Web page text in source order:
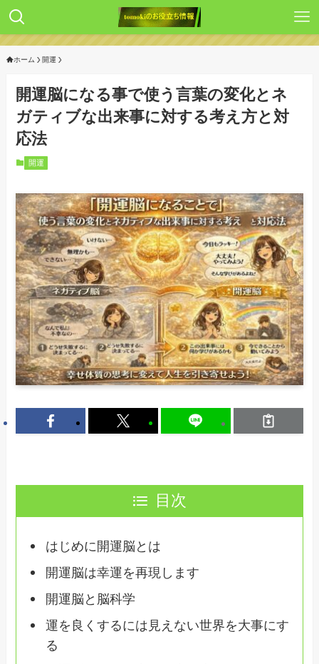
ホーム 開運
開運脳になる事で使う言葉の変化とネ
ガティブな出来事に対する考え方と対
応法
開運
目次
はじめに開運脳とは
開運脳は幸運を再現します
開運脳と脳科学
運を良くするには見えない世界を大事にす
る